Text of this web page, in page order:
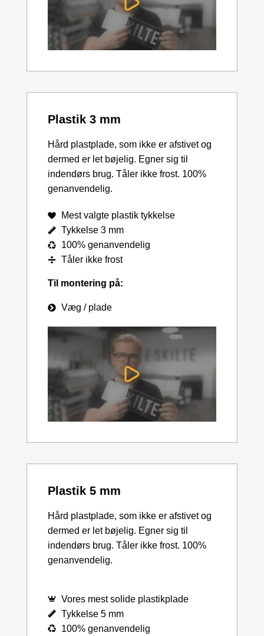
Plastik 3 mm
Hård plastplade, som ikke er afstivet og
dermed er let bøjelig. Egner sig til
indendørs brug. Tåler ikke frost. 100%
genanvendelig.
Mest valgte plastik tykkelse
Tykkelse 3 mm
100% genanvendelig
Tåler ikke frost
Til montering på:
Væg / plade
Plastik 5 mm
Hård plastplade, som ikke er afstivet og
dermed er let bøjelig. Egner sig til
indendørs brug. Tåler ikke frost. 100%
genanvendelig.
Vores mest solide plastikplade
Tykkelse 5 mm
100% genanvendelig